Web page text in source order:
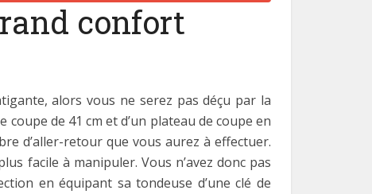
confort
alors vous ne serez pas déçu par la
de 41 cm et d’un plateau de coupe en
d’aller-retour que vous aurez à effectuer.
facile à manipuler. Vous n’avez donc pas
en équipant sa tondeuse d’une clé de